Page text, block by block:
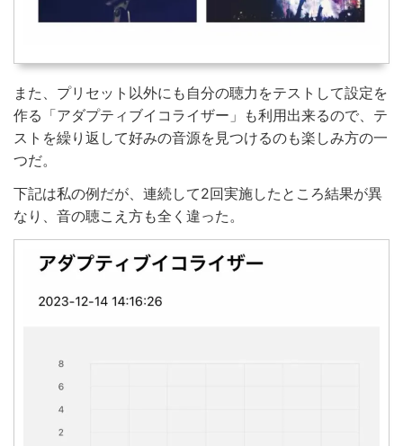
また、プリセット以外にも自分の聴力をテストして設定を
作る「アダプティブイコライザー」も利用出来るので、テ
ストを繰り返して好みの音源を見つけるのも楽しみ方の一
つだ。
下記は私の例だが、連続して2回実施したところ結果が異
なり、音の聴こえ方も全く違った。